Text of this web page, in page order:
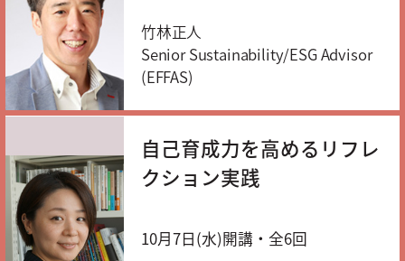
竹林正人
Senior Sustainability/ESG Advisor
(EFFAS)
自己育成力を高めるリフレ
クション実践
10月7日(水)開講・全6回